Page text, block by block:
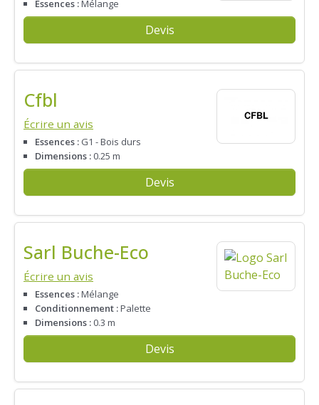
Essences :Mélange
Devis
Cfbl
Écrire un avis
Essences : G1 - Bois durs
Dimensions : 0.25 m
Devis
Sarl Buche-Eco
Écrire un avis
Essences :Mélange
Conditionnement :Palette
Dimensions : 0.3 m
Devis